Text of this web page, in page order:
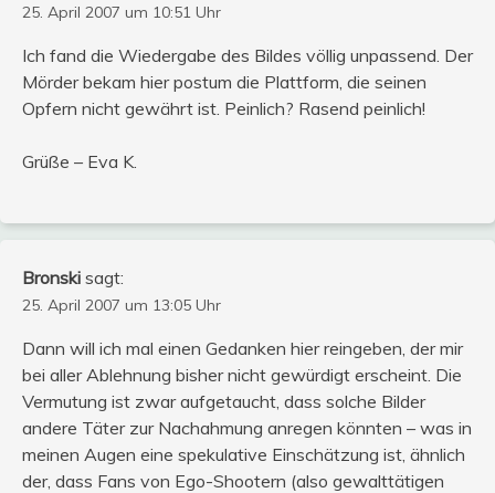
25. April 2007 um 10:51 Uhr
Ich fand die Wiedergabe des Bildes völlig unpassend. Der
Mörder bekam hier postum die Plattform, die seinen
Opfern nicht gewährt ist. Peinlich? Rasend peinlich!
Grüße – Eva K.
Bronski sagt:
25. April 2007 um 13:05 Uhr
Dann will ich mal einen Gedanken hier reingeben, der mir
bei aller Ablehnung bisher nicht gewürdigt erscheint. Die
Vermutung ist zwar aufgetaucht, dass solche Bilder
andere Täter zur Nachahmung anregen könnten – was in
meinen Augen eine spekulative Einschätzung ist, ähnlich
der, dass Fans von Ego-Shootern (also gewalttätigen